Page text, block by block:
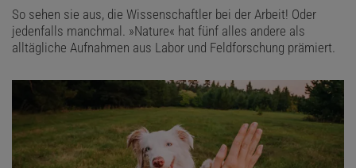
So sehen sie aus, die Wissenschaftler bei der Arbeit! Oder
jedenfalls manchmal. »Nature« hat fünf alles andere als
alltägliche Aufnahmen aus Labor und Feldforschung prämiert.